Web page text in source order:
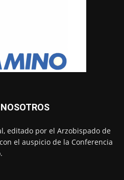
editado por el Arzobispado de
el auspicio de la Conferencia